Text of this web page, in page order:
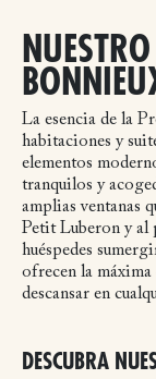
La esencia de la
habitaciones y
elementos
tranquilos y
amplias ventanas
Petit Luberon y al
huéspedes
ofrecen la máxima
descansar en
DESCUBRA